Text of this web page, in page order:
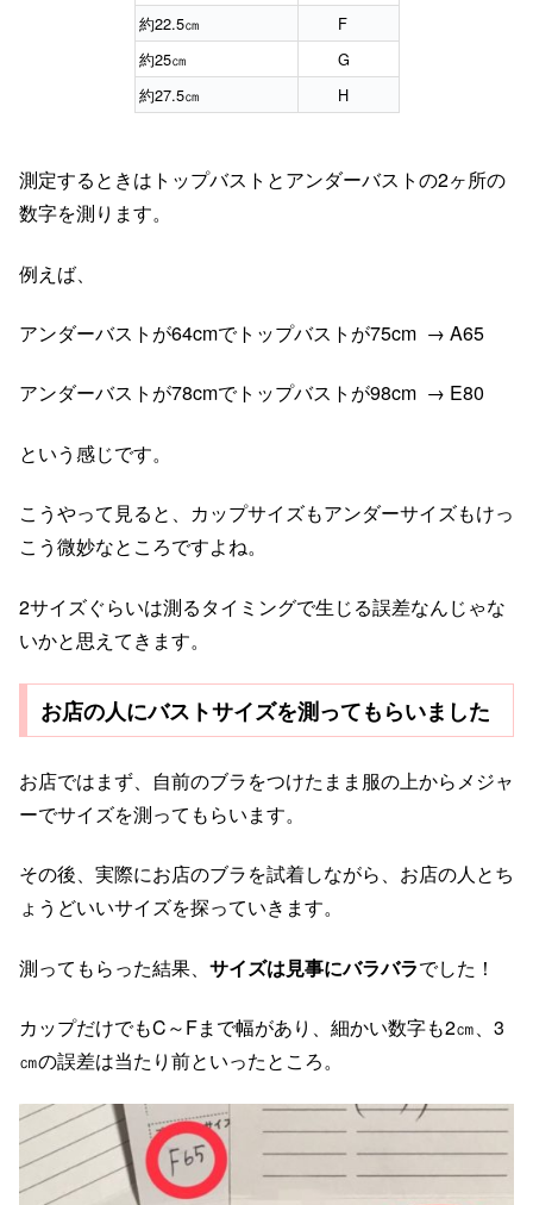
約22.5㎝
F
約25㎝
G
約27.5㎝
H
測定するときはトップバストとアンダーバストの2ヶ所の
数字を測ります。
例えば、
アンダーバストが64cmでトップバストが75cm → A65
アンダーバストが78cmでトップバストが98cm → E80
という感じです。
こうやって見ると、カップサイズもアンダーサイズもけっ
こう微妙なところですよね。
2サイズぐらいは測るタイミングで生じる誤差なんじゃな
いかと思えてきます。
お店の人にバストサイズを測ってもらいました
お店ではまず、自前のブラをつけたまま服の上からメジャ
ーでサイズを測ってもらいます。
その後、実際にお店のブラを試着しながら、お店の人とち
ょうどいいサイズを探っていきます。
測ってもらった結果、 サイズは見事にバラバラでした！
カップだけでもC～Fまで幅があり、細かい数字も2㎝、3
㎝の誤差は当たり前といったところ。